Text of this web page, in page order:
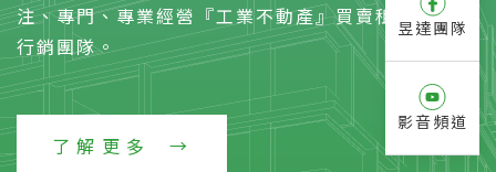
注、專門、專業經營『工業不動產』買賣租賃的開發
行銷團隊。
了解更多
昱達團隊
影音頻道